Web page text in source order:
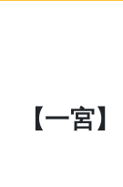
まるはり×み
【⼀宮